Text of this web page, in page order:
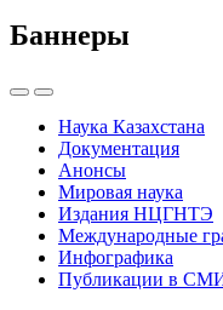
Баннеры
Наука Казахстана
Документация
Анонсы
Мировая наука
Издания НЦГНТЭ
Международные
Инфографика
Публикации в